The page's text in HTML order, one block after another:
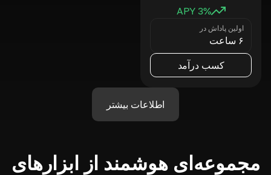
3% APY
اولین پاداش در
۶ ساعت
کسب درآمد
اطلاعات بیشتر
مجموعه‌ای هوشمند از ابزارهای